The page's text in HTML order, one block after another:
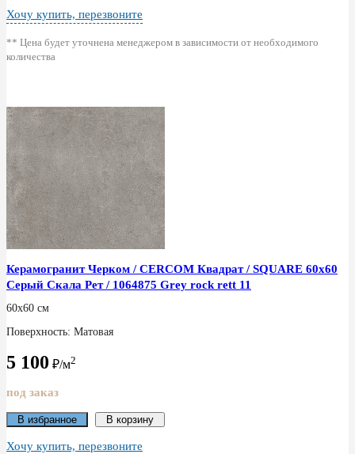
Хочу купить, перезвоните
** Цена будет уточнена менеджером в зависимости от необходимого
количества
Керамогранит Черком / CERCOM Квадрат / SQUARE 60x60
Серый Скала Рет / 1064875 Grey rock rett 11
60x60 см
Поверхность: Матовая
5 100 ₽/м2
под заказ
В избранное В корзину
Хочу купить, перезвоните